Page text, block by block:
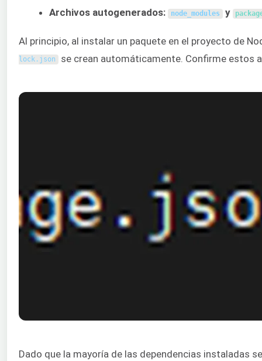
Archivos autogenerados: node_modules y
Al principio, al instalar un paquete en el proyecto de
lock . json se crean automáticamente. Confirme estos
Dado que la mayoría de las dependencias instaladas